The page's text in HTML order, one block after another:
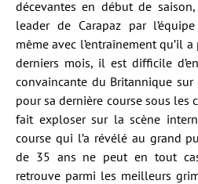
décevantes en début de
leader de Carapaz par
même avec l’entraînement qu’il
derniers mois, il est difficile
convaincante du Britannique sur
pour sa dernière course sous les
fait exploser sur la scène
course qui l’a révélé au grand
de 35 ans ne peut en tout
retrouve parmi les meilleurs